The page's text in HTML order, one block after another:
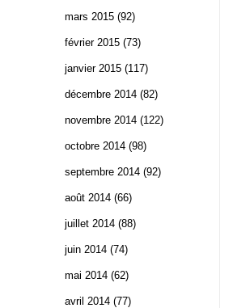
mars 2015 (92)
février 2015 (73)
janvier 2015 (117)
décembre 2014 (82)
novembre 2014 (122)
octobre 2014 (98)
septembre 2014 (92)
août 2014 (66)
juillet 2014 (88)
juin 2014 (74)
mai 2014 (62)
avril 2014 (77)